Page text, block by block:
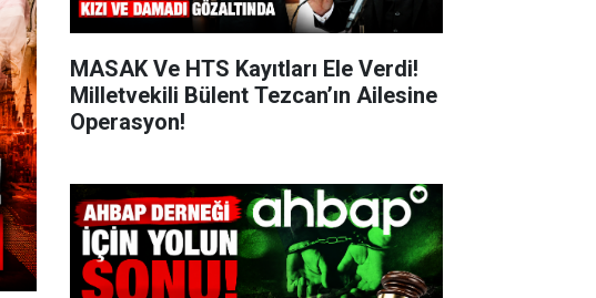
MASAK Ve HTS Kayıtları Ele Verdi!
Milletvekili Bülent Tezcan’ın Ailesine
Operasyon!